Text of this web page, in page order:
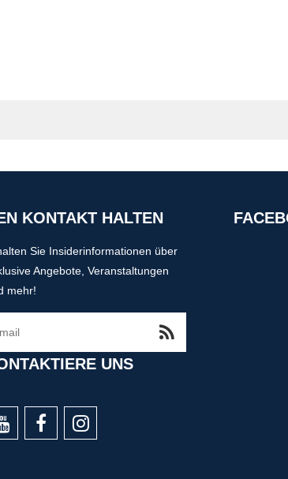
KONTAKT HALTEN
Sie Insiderinformationen über
Angebote, Veranstaltungen
mehr!
UNS